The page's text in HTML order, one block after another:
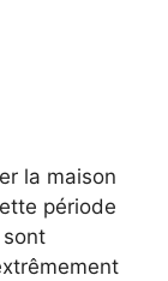
la maison
période
sont